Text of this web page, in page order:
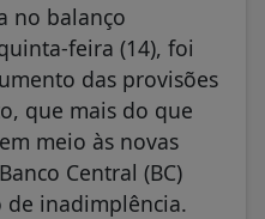
no balanço
feira (14), foi
das provisões
que mais do que
meio às novas
Central (BC)
de inadimplência.